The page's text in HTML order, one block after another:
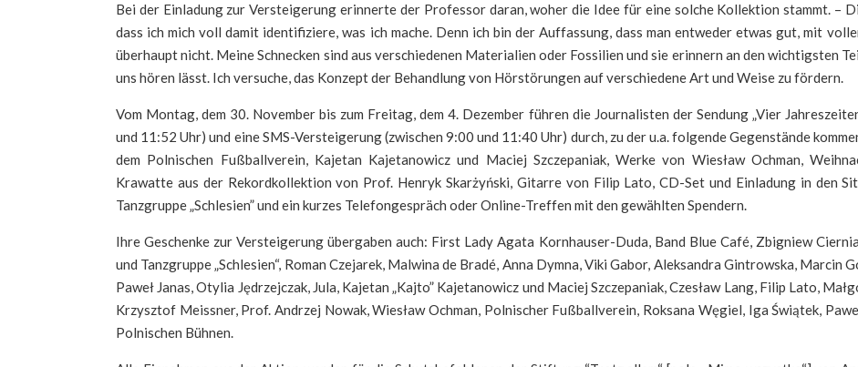
Bei der Einladung zur Versteigerung erinnerte der Professor daran, woher die Idee für eine solche Kollektion stammt. –
dass ich mich voll damit identifiziere, was ich mache. Denn ich bin der Auffassung, dass man entweder etwas gut, mit
überhaupt nicht. Meine Schnecken sind aus verschiedenen Materialien oder Fossilien und sie erinnern an den wichtigsten
uns hören lässt. Ich versuche, das Konzept der Behandlung von Hörstörungen auf verschiedene Art und Weise zu fördern.
Vom Montag, dem 30. November bis zum Freitag, dem 4. Dezember führen die Journalisten der Sendung „Vier
und 11:52 Uhr) und eine SMS-Versteigerung (zwischen 9:00 und 11:40 Uhr) durch, zu der u.a. folgende Gegenstände
dem Polnischen Fußballverein, Kajetan Kajetanowicz und Maciej Szczepaniak, Werke von Wiesław Ochman,
Krawatte aus der Rekordkollektion von Prof. Henryk Skarżyński, Gitarre von Filip Lato, CD-Set und Einladung in den
Tanzgruppe „Schlesien” und ein kurzes Telefongespräch oder Online-Treffen mit den gewählten Spendern.
Ihre Geschenke zur Versteigerung übergaben auch: First Lady Agata Kornhauser-Duda, Band Blue Café, Zbigniew
und Tanzgruppe „Schlesien“, Roman Czejarek, Malwina de Bradé, Anna Dymna, Viki Gabor, Aleksandra Gintrowska,
Paweł Janas, Otylia Jędrzejczak, Jula, Kajetan „Kajto” Kajetanowicz und Maciej Szczepaniak, Czesław Lang, Filip Lato,
Krzysztof Meissner, Prof. Andrzej Nowak, Wiesław Ochman, Polnischer Fußballverein, Roksana Węgiel, Iga Świątek,
Polnischen Bühnen.